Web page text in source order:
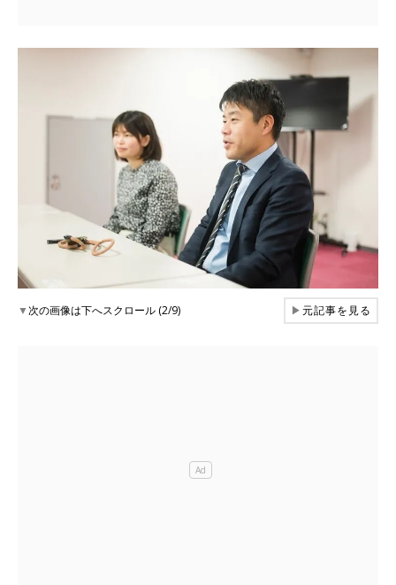
▼次の画像は下へスクロール (2/9) ▶元記事を見る